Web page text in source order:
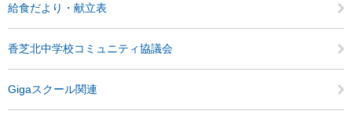
給食だより・献立表
香芝北中学校コミュニティ協議会
Gigaスクール関連